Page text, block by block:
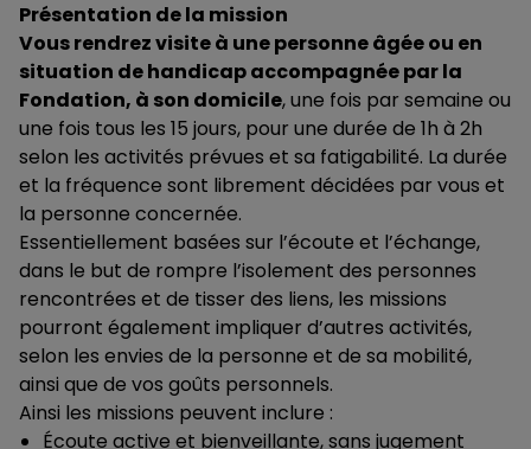
Présentation de la mission
Vous rendrez visite à une personne âgée ou en
situation de handicap accompagnée par la
Fondation, à son domicile, une fois par semaine ou
une fois tous les 15 jours, pour une durée de 1h à 2h
selon les activités prévues et sa fatigabilité. La durée
et la fréquence sont librement décidées par vous et
la personne concernée.
Essentiellement basées sur l’écoute et l’échange,
dans le but de rompre l’isolement des personnes
rencontrées et de tisser des liens, les missions
pourront également impliquer d’autres activités,
selon les envies de la personne et de sa mobilité,
ainsi que de vos goûts personnels.
Ainsi les missions peuvent inclure :
Écoute active et bienveillante, sans jugement